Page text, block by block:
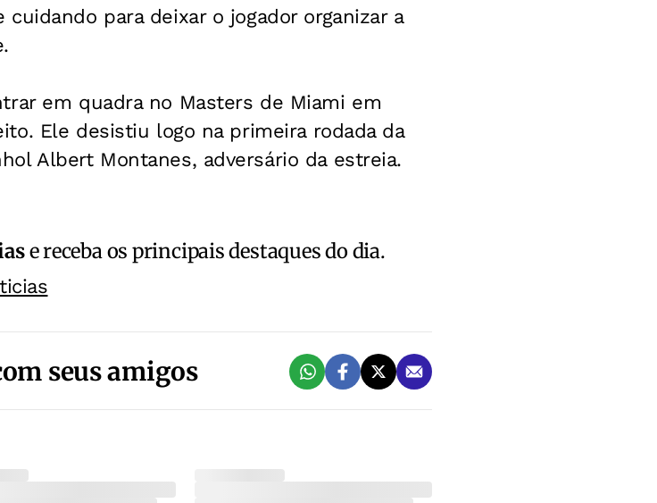
para deixar o jogador organizar a
em quadra no Masters de Miami em
Ele desistiu logo na primeira rodada da
Albert Montanes, adversário da estreia.
e receba os principais destaques do dia.
seus amigos